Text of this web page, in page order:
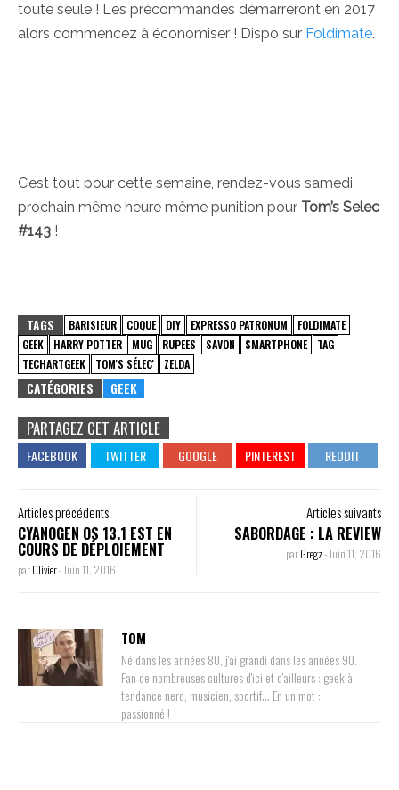
toute seule ! Les précommandes démarreront en 2017
alors commencez à économiser ! Dispo sur Foldimate.
C’est tout pour cette semaine, rendez-vous samedi
prochain même heure même punition pour Tom’s Selec
#143 !
TAGS BARISIEUR COQUE DIY EXPRESSO PATRONUM
FOLDIMATE
GEEK
HARRY POTTER MUG RUPEES SAVON SMARTPHONE
TAG
TECHARTGEEK
TOM'S SÉLEC' ZELDA
CATÉGORIES GEEK
PARTAGEZ CET ARTICLE
Articles précédents
CYANOGEN OS 13.1 EST EN
COURS DE DÉPLOIEMENT
parOlivier- Juin 11, 2016
Articles suivants
SABORDAGE : LA REVIEW
parGregz- Juin 11, 2016
TOM
Né dans les années 80, j'ai grandi dans les années 90.
Fan de nombreuses cultures d'ici et d'ailleurs : geek à
tendance nerd, musicien, sportif... En un mot :
passionné !